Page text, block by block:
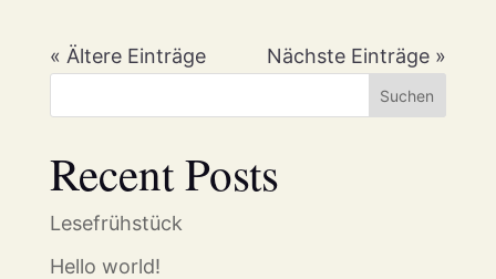
« Ältere Einträge Nächste Einträge »
Suchen
Recent Posts
Lesefrühstück
Hello world!